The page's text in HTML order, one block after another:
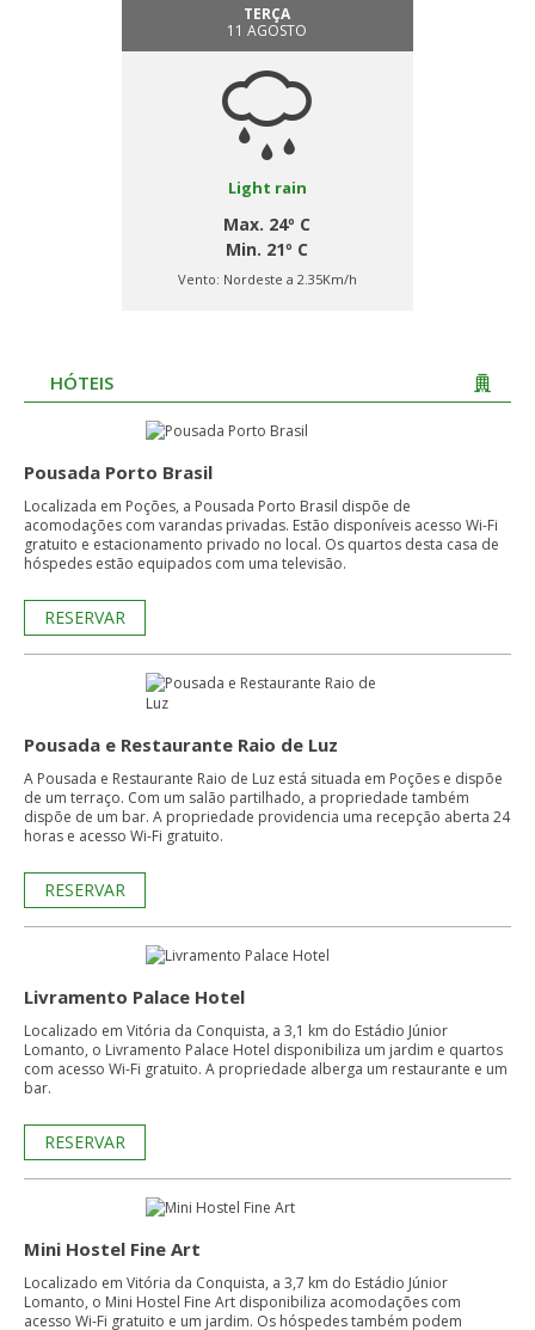
TERÇA
11 AGOSTO
Light rain
Max. 24º C
Min. 21º C
Vento: Nordeste a 2.35Km/h
HÓTEIS
Pousada Porto Brasil
Localizada em Poções, a Pousada Porto Brasil dispõe de
acomodações com varandas privadas. Estão disponíveis acesso Wi-Fi
gratuito e estacionamento privado no local. Os quartos desta casa de
hóspedes estão equipados com uma televisão.
RESERVAR
Pousada e Restaurante Raio de Luz
A Pousada e Restaurante Raio de Luz está situada em Poções e dispõe
de um terraço. Com um salão partilhado, a propriedade também
dispõe de um bar. A propriedade providencia uma recepção aberta 24
horas e acesso Wi-Fi gratuito.
RESERVAR
Livramento Palace Hotel
Localizado em Vitória da Conquista, a 3,1 km do Estádio Júnior
Lomanto, o Livramento Palace Hotel disponibiliza um jardim e quartos
com acesso Wi-Fi gratuito. A propriedade alberga um restaurante e um
bar.
RESERVAR
Mini Hostel Fine Art
Localizado em Vitória da Conquista, a 3,7 km do Estádio Júnior
Lomanto, o Mini Hostel Fine Art disponibiliza acomodações com
acesso Wi-Fi gratuito e um jardim. Os hóspedes também podem